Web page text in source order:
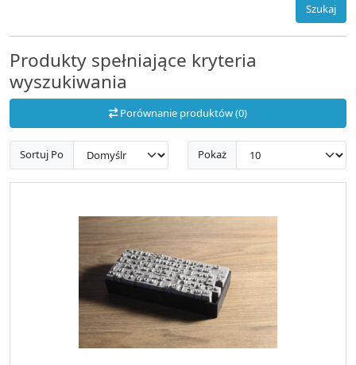
Szukaj
Produkty spełniające kryteria
wyszukiwania
Porównanie produktów (0)
Sortuj Po Pokaż